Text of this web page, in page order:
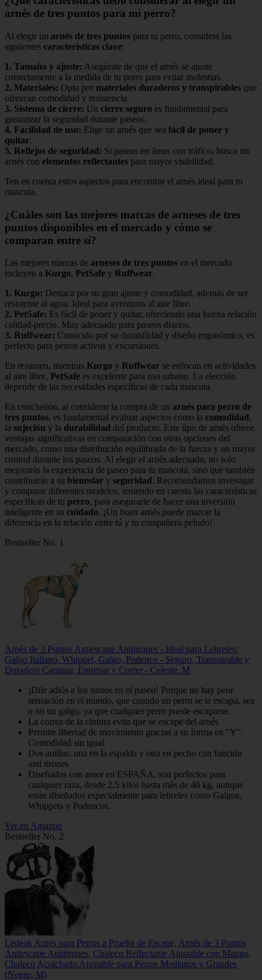
arnés de tres puntos para mi perro?
Al elegir un arnés de tres puntos para tu perro, considera las
siguientes características clave:
1. Tamaño y ajuste: Asegúrate de que el arnés se ajuste
correctamente a la medida de tu perro para evitar molestias.
2. Materiales: Opta por materiales duraderos y transpirables que
ofrezcan comodidad y resistencia.
3. Sistema de cierre: Un cierre seguro es fundamental para
garantizar la seguridad durante paseos.
4. Facilidad de uso: Elige un arnés que sea fácil de poner y
quitar.
5. Reflejos de seguridad: Si paseas en áreas con tráfico, busca un
arnés con elementos reflectantes para mayor visibilidad.
Ten en cuenta estos aspectos para encontrar el arnés ideal para tu
mascota.
¿Cuáles son las mejores marcas de arneses de tres
puntos disponibles en el mercado y cómo se
comparan entre sí?
Las mejores marcas de arneses de tres puntos en el mercado
incluyen a Kurgo, PetSafe y Ruffwear.
1. Kurgo: Destaca por su gran ajuste y comodidad, además de ser
resistente al agua. Ideal para aventuras al aire libre.
2. PetSafe: Es fácil de poner y quitar, ofreciendo una buena relación
calidad-precio. Muy adecuado para paseos diarios.
3. Ruffwear: Conocido por su durabilidad y diseño ergonómico, es
perfecto para perros activos y excursiones.
En resumen, mientras Kurgo y Ruffwear se enfocan en actividades
al aire libre, PetSafe es excelente para uso urbano. La elección
depende de las necesidades específicas de cada mascota.
En conclusión, al considerar la compra de un arnés para perro de
tres puntos, es fundamental evaluar aspectos como la comodidad ,
la sujeción y la durabilidad del producto. Este tipo de arnés ofrece
ventajas significativas en comparación con otras opciones del
mercado, como una distribución equilibrada de la fuerza y un mayor
control durante los paseos. Al elegir el arnés adecuado, no solo
mejorarás la experiencia de paseo para tu mascota, sino que también
contribuirás a su bienestar y seguridad . Recomendamos investigar
y comparar diferentes modelos, teniendo en cuenta las características
específicas de tu perro, para asegurarte de hacer una inversión
inteligente en su cuidado. ¡Un buen arnés puede marcar la
diferencia en la relación entre tú y tu compañero peludo!
Bestseller No. 1
Arnés de 3 Puntos Antiescape Antitirones - Ideal para Lebreles:
Galgo Italiano, Whippet, Galgo, Podenco - Seguro, Transpirable y
Duradero Caminar, Entrenar y Correr - Celeste, M
¡Dile adiós a los sustos en el paseo! Porque no hay peor
sensación en el mundo, que cuando un perro se te escapa, sea
o no un galgo, ya que cualquier perro puede escaparse.
La correa de la cintura evita que se escape del arnés
Permite libertad de movimiento gracias a su forma en "Y".
Comodidad sin igual
Dos anillas: una en la espalda y otra en pecho con función
anti tirones
Diseñados con amor en ESPAÑA, son perfectos para
cualquier raza, desde 2,5 kilos hasta más de 40 kg, aunque
están diseñados especialmente para lebreles como Galgos,
Whippets y Podencos.
Ver en Amazon
Bestseller No. 2
Ledeak Arnés para Perros a Prueba de Escape, Arnés de 3 Puntos
Antiescape Antitirones, Chaleco Reflectante Ajustable con Mango,
Chaleco Acolchado Ajustable para Perros Medianos y Grandes
(Negro, M)